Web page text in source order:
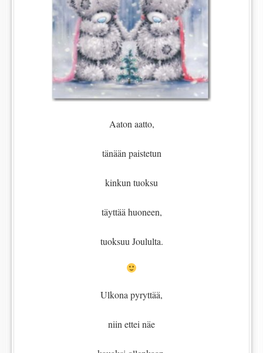
Aaton aatto,
tänään paistetun
kinkun tuoksu
täyttää huoneen,
tuoksuu Joululta.
Ulkona pyryttää,
niin ettei näe